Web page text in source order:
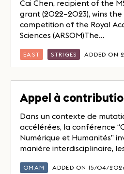
Cai Chen, recipient of the
grant (2022–2023), wins
competition of the Royal
Sciences (ARSOM)The...
EAST STRIGES ADDED ON
Appel à
Dans un contexte de
accélérées, la conférence
Numérique et Humanités”
manière interdisciplinaire,
OMAM ADDED ON 15/04/